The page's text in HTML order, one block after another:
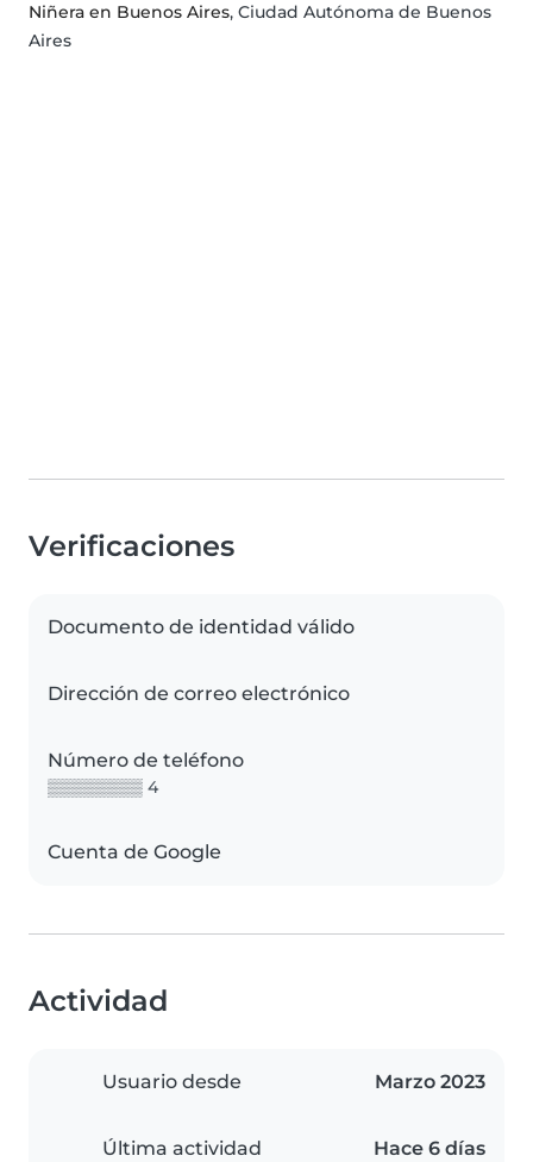
Niñera en Buenos Aires, Ciudad Autónoma de Buenos
Aires
Verificaciones
Documento de identidad válido
Dirección de correo electrónico
Número de teléfono
▒▒▒▒▒▒▒▒ 4
Cuenta de Google
Actividad
Usuario desde Marzo 2023
Última actividad Hace 6 días